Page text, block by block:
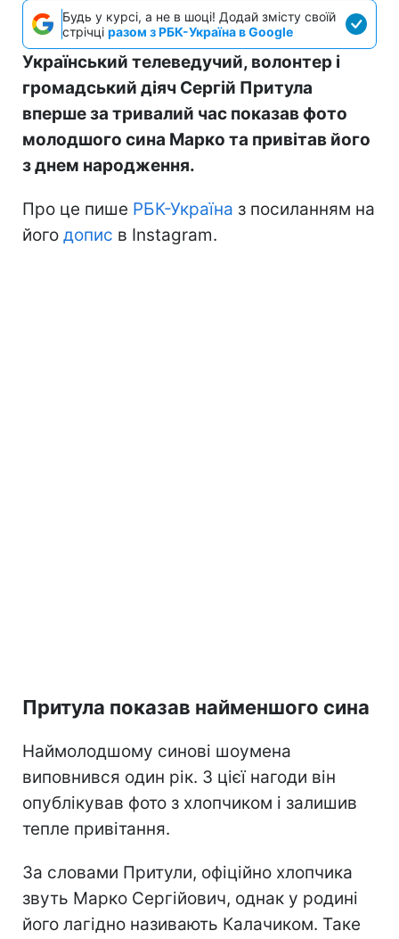
Будь у курсі, а не в шоці! Додай змісту своїй
стрічці разом з РБК-Україна в Google
Український телеведучий, волонтер і
громадський діяч Сергій Притула
вперше за тривалий час показав фото
молодшого сина Марко та привітав його
з днем народження.
Про це пише РБК-Україна з посиланням на
його допис в Instagram.
Притула показав найменшого сина
Наймолодшому синові шоумена
виповнився один рік. З цієї нагоди він
опублікував фото з хлопчиком і залишив
тепле привітання.
За словами Притули, офіційно хлопчика
звуть Марко Сергійович, однак у родині
його лагідно називають Калачиком. Таке